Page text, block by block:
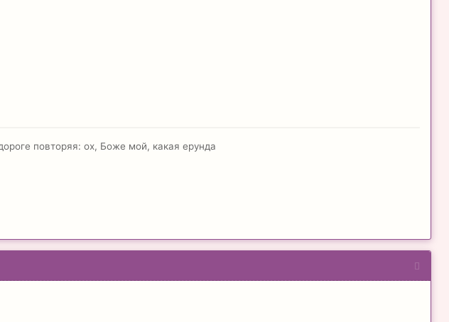
повторяя: ох, Боже мой, какая ерунда